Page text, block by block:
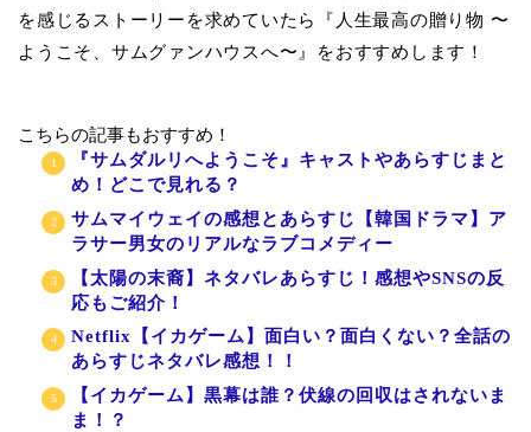
を感じるストーリーを求めていたら『人生最高の贈り物 〜
ようこそ、サムグァンハウスへ〜』をおすすめします！
こちらの記事もおすすめ！
『サムダルリへようこそ』キャストやあらすじまと
め！どこで見れる？
サムマイウェイの感想とあらすじ【韓国ドラマ】ア
ラサー男女のリアルなラブコメディー
【太陽の末裔】ネタバレあらすじ！感想やSNSの反
応もご紹介！
Netflix【イカゲーム】面白い？面白くない？全話の
あらすじネタバレ感想！！
【イカゲーム】黒幕は誰？伏線の回収はされないま
ま！？